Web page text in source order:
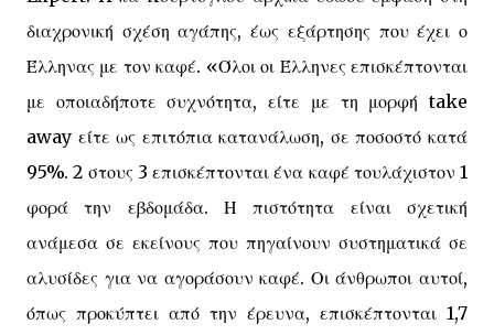
διαχρονική σχέση αγάπης, έως εξάρτησης που έχει ο
Έλληνας με τον καφέ. «Όλοι οι Έλληνες επισκέπτονται
με οποιαδήποτε συχνότητα, είτε με τη μορφή take
away είτε ως επιτόπια κατανάλωση, σε ποσοστό κατά
95%. 2 στους 3 επισκέπτονται ένα καφέ τουλάχιστον 1
φορά την εβδομάδα. Η πιστότητα είναι σχετική
ανάμεσα σε εκείνους που πηγαίνουν συστηματικά σε
αλυσίδες για να αγοράσουν καφέ. Οι άνθρωποι αυτοί,
όπως προκύπτει από την έρευνα, επισκέπτονται 1,7